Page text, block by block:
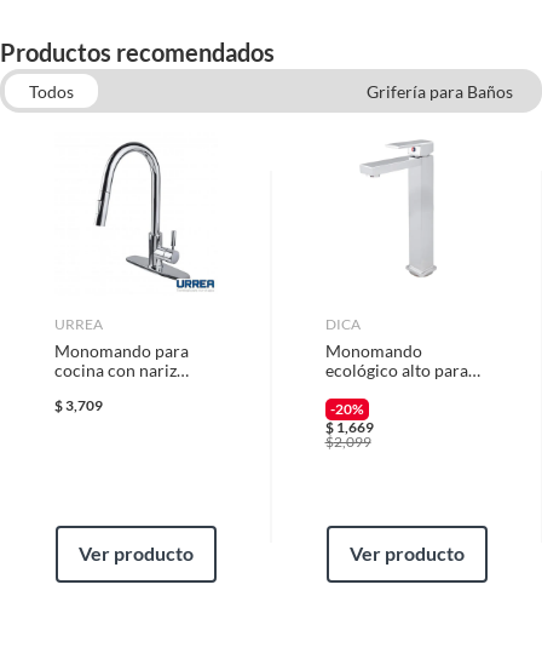
Productos recomendados
Todos
Grifería para Baños
Herrajes para WC y Repuestos para Baño
Accesorios para regaderas
Toalleros para Baño
URREA
Monomando para
cocina con nariz
$3,709
Ver producto
DICA
Monomando
ecológico alto para
-20%
$1,669
$2,099
Ver producto